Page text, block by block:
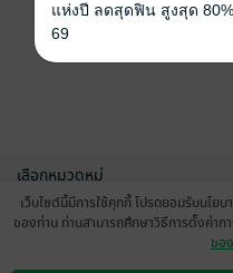
เลือกหมวดหมู่
บริการช่วยเหลือ
เว็บไซต์นี้มีการใช้คุกกี้ โปรดยอมรับนโย
ของท่าน ท่านสามารถศึกษาวิธีการตั้งค่า
ขอ
แห่งปี ลดสุดฟิน สูงสุด
69